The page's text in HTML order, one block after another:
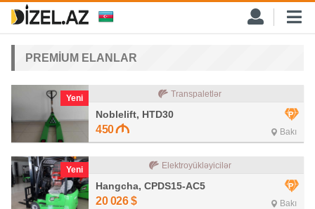
PREMİUM ELANLAR
Yeni Transpaletlər
Noblelift, HTD30
450 Bakı
Yeni Elektroyükləyicilər
Hangcha, CPDS15-AC5
20 026 $ Bakı